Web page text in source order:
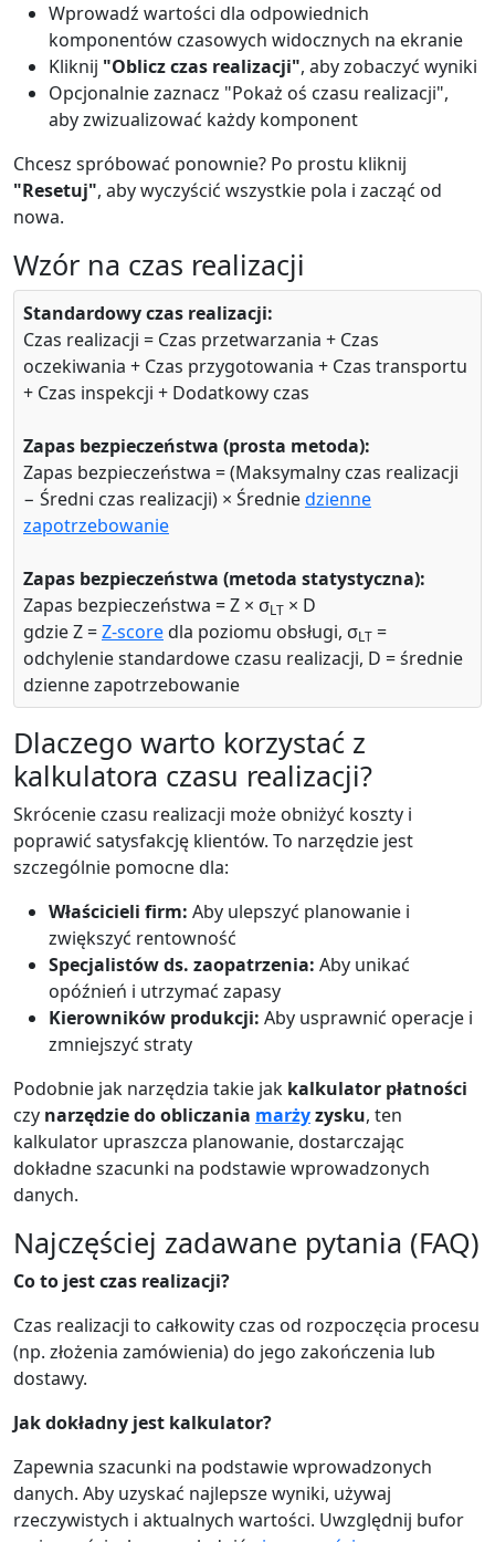
Wprowadź wartości dla odpowiednich
komponentów czasowych widocznych na ekranie
Kliknij "Oblicz czas realizacji", aby zobaczyć wyniki
Opcjonalnie zaznacz "Pokaż oś czasu realizacji",
aby zwizualizować każdy komponent
Chcesz spróbować ponownie? Po prostu kliknij
"Resetuj", aby wyczyścić wszystkie pola i zacząć od
nowa.
Wzór na czas realizacji
Standardowy czas realizacji:
Czas realizacji = Czas przetwarzania + Czas
oczekiwania + Czas przygotowania + Czas transportu
+ Czas inspekcji + Dodatkowy czas
Zapas bezpieczeństwa (prosta metoda):
Zapas bezpieczeństwa = (Maksymalny czas realizacji
− Średni czas realizacji) × Średniedzienne
zapotrzebowanie
Zapas bezpieczeństwa (metoda statystyczna):
Zapas bezpieczeństwa = Z × σLT × D
gdzie Z =Z-scoredla poziomu obsługi, σLT =
odchylenie standardowe czasu realizacji, D = średnie
dzienne zapotrzebowanie
Dlaczego warto korzystać z
kalkulatora czasu realizacji?
Skrócenie czasu realizacji może obniżyć koszty i
poprawić satysfakcję klientów. To narzędzie jest
szczególnie pomocne dla:
Właścicieli firm: Aby ulepszyć planowanie i
zwiększyć rentowność
Specjalistów ds. zaopatrzenia: Aby unikać
opóźnień i utrzymać zapasy
Kierowników produkcji: Aby usprawnić operacje i
zmniejszyć straty
Podobnie jak narzędzia takie jak kalkulator płatności
czy narzędzie do obliczania marżyzysku, ten
kalkulator upraszcza planowanie, dostarczając
dokładne szacunki na podstawie wprowadzonych
danych.
Najczęściej zadawane pytania (FAQ)
Co to jest czas realizacji?
Czas realizacji to całkowity czas od rozpoczęcia procesu
(np. złożenia zamówienia) do jego zakończenia lub
dostawy.
Jak dokładny jest kalkulator?
Zapewnia szacunki na podstawie wprowadzonych
danych. Aby uzyskać najlepsze wyniki, używaj
rzeczywistych i aktualnych wartości. Uwzględnij bufor